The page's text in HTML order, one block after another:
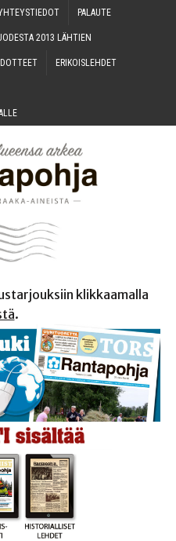
PALAU­TE
2013 LÄHTIEN
ERI­KOIS­LEH­DET
klikkaamalla
.